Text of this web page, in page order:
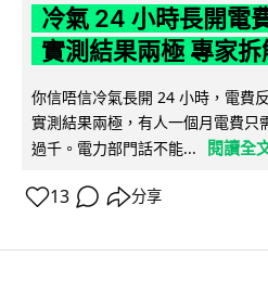
冷氣 24 小時長開電
實測結果兩極 專家
你信唔信冷氣長開 24 小時，電費
實測結果兩極，有人一個月電費只
過千。電力部門話不能...
閱讀全
13 分享